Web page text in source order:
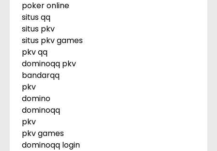
poker online
situs qq
situs pkv
situs pkv games
pkv qq
dominoqq pkv
bandarqq
pkv
domino
dominoqq
pkv
pkv games
dominoqq login